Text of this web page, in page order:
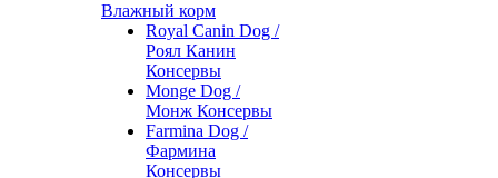
Влажный корм
Royal Canin Dog /
Роял Канин
Консервы
Monge Dog /
Монж Консервы
Farmina Dog /
Фармина
Консервы